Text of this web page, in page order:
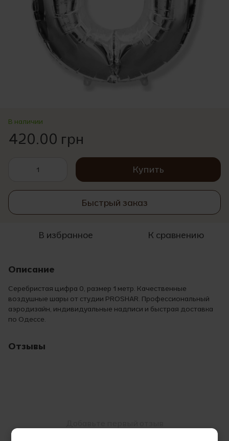
В наличии
420.00 грн
Купить
Быстрый заказ
В избранное К сравнению
Описание
Серебристая цифра 0, размер 1 метр. Качественные
воздушные шары от студии PROSHAR. Профессиональный
аэродизайн, индивидуальные надписи и быстрая доставка
по Одессе.
Отзывы